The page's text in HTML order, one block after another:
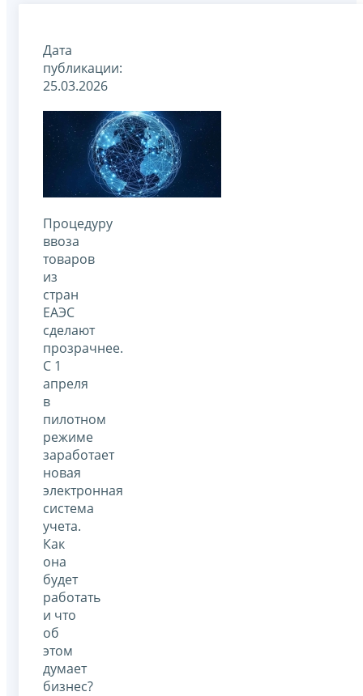
Дата
публикации:
25.03.2026
Процедуру
ввоза
товаров
из
стран
ЕАЭС
сделают
прозрачнее.
С 1
апреля
в
пилотном
режиме
заработает
новая
электронная
система
учета.
Как
она
будет
работать
и что
об
этом
думает
бизнес?